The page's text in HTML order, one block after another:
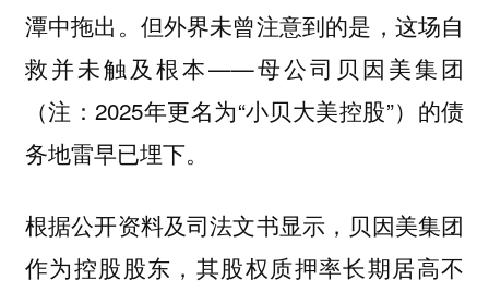
潭中拖出。但外界未曾注意到的是，这场自
救并未触及根本——母公司贝因美集团
（注：2025年更名为“小贝大美控股”）的债
务地雷早已埋下。
根据公开资料及司法文书显示，贝因美集团
作为控股股东，其股权质押率长期居高不